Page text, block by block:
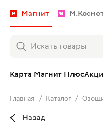
Магнит
Карта Магнит Плюс
Главная / Каталог /
Назад